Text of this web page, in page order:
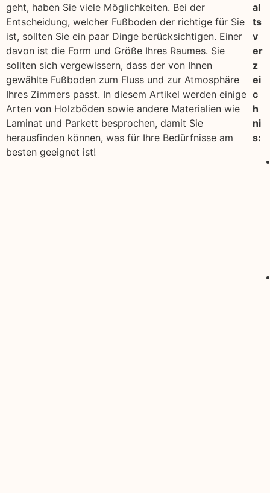
geht, haben Sie viele Möglichkeiten. Bei der
Entscheidung, welcher Fußboden der richtige für Sie
ist, sollten Sie ein paar Dinge berücksichtigen. Einer
davon ist die Form und Größe Ihres Raumes. Sie
sollten sich vergewissern, dass der von Ihnen
gewählte Fußboden zum Fluss und zur Atmosphäre
Ihres Zimmers passt. In diesem Artikel werden einige
Arten von Holzböden sowie andere Materialien wie
Laminat und Parkett besprochen, damit Sie
herausfinden können, was für Ihre Bedürfnisse am
besten geeignet ist!
al
ts
v
er
z
ei
c
h
ni
s: